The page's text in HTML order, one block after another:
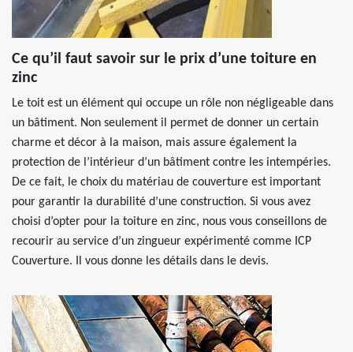
Ce qu’il faut savoir sur le prix d’une toiture en
zinc
Le toit est un élément qui occupe un rôle non négligeable dans
un bâtiment. Non seulement il permet de donner un certain
charme et décor à la maison, mais assure également la
protection de l’intérieur d’un bâtiment contre les intempéries.
De ce fait, le choix du matériau de couverture est important
pour garantir la durabilité d’une construction. Si vous avez
choisi d’opter pour la toiture en zinc, nous vous conseillons de
recourir au service d’un zingueur expérimenté comme ICP
Couverture. Il vous donne les détails dans le devis.